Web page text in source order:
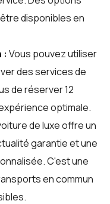
disponibles en
: Vous pouvez utiliser
des services de
de réserver 12
optimale.
de luxe offre un
garantie et une
C'est une
en commun